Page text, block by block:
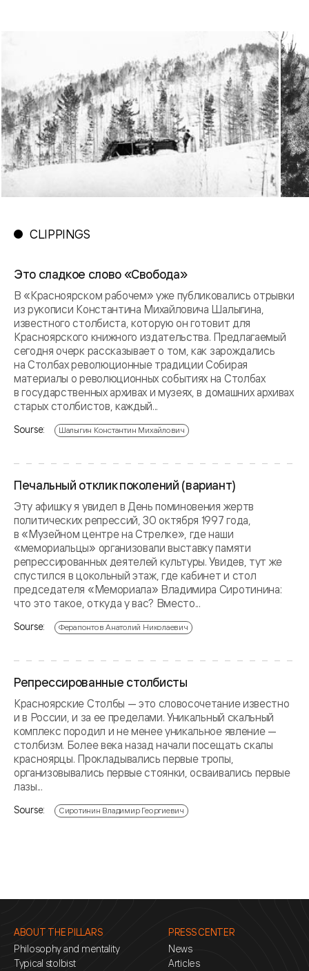
CLIPPINGS
Это сладкое слово «Свобода»
В «Красноярском рабочем» уже публиковались отрывки
из рукописи Константина Михайловича Шалыгина,
известного столбиста, которую он готовит для
Красноярского книжного издательства. Предлагаемый
сегодня очерк рассказывает о том, как зарождались
на Столбах революционные традиции Собирая
материалы о революционных событиях на Столбах
в государственных архивах и музеях, в домашних архивах
старых столбистов, каждый...
Sourse: Шалыгин Константин Михайлович
Печальный отклик поколений (вариант)
Эту афишку я увидел в День поминовения жертв
политических репрессий, 30 октября 1997 года,
в «Музейном центре на Стрелке», где наши
«мемориальцы» организовали выставку памяти
репрессированных деятелей культуры. Увидев, тут же
спустился в цокольный этаж, где кабинет и стол
председателя «Мемориала» Владимира Сиротинина:
что это такое, откуда у вас? Вместо...
Sourse: Ферапонтов Анатолий Николаевич
Репрессированные столбисты
Красноярские Столбы — это словосочетание известно
и в России, и за ее пределами. Уникальный скальный
комплекс породил и не менее уникальное явление —
столбизм. Более века назад начали посещать скалы
красноярцы. Прокладывались первые тропы,
организовывались первые стоянки, осваивались первые
лазы...
Sourse: Сиротинин Владимир Георгиевич
ABOUT THE PILLARS
Philosophy and mentality
Typical stolbist
PRESS CENTER
News
Articles